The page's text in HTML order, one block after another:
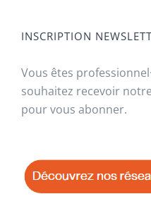
INSCRIPTION
Vous êtes
souhaitez recevoir
pour vous abonner.